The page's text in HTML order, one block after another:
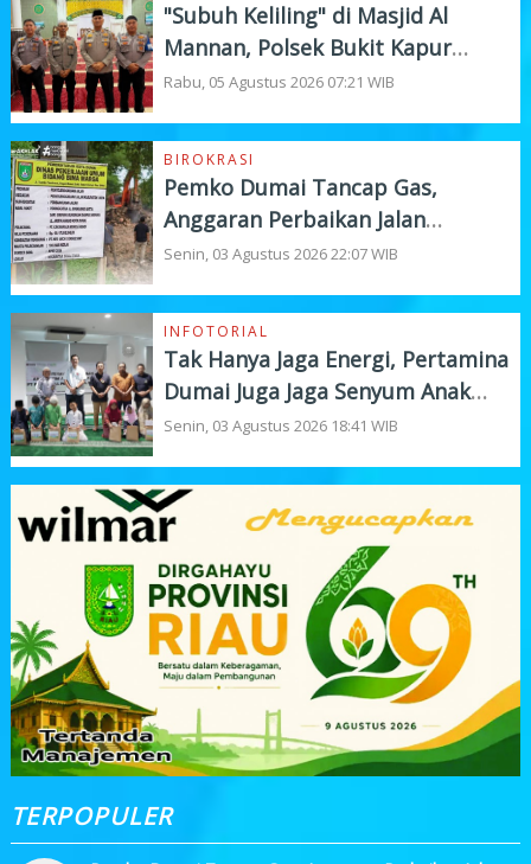
"Subuh Keliling" di Masjid Al
Mannan, Polsek Bukit Kapur
Tampung Curhat Warga
Rabu, 05 Agustus 2026 07:21 WIB
BIROKRASI
Pemko Dumai Tancap Gas,
Anggaran Perbaikan Jalan
Nasional Rp19,1 Milyar
Senin, 03 Agustus 2026 22:07 WIB
INFOTORIAL
Tak Hanya Jaga Energi, Pertamina
Dumai Juga Jaga Senyum Anak
Yatim
Senin, 03 Agustus 2026 18:41 WIB
TERPOPULER